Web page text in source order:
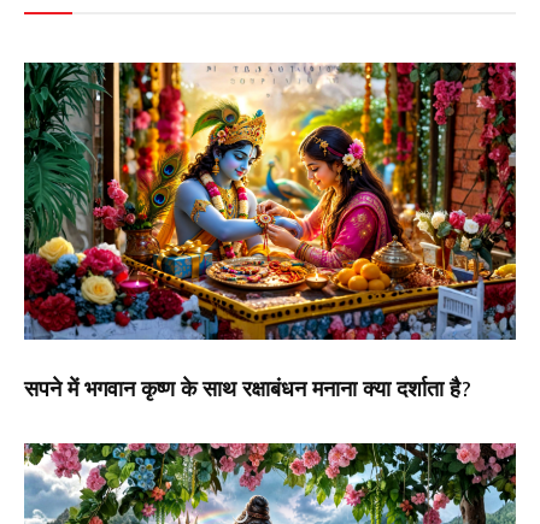
सपने में भगवान कृष्ण के साथ रक्षाबंधन मनाना क्या दर्शाता है?